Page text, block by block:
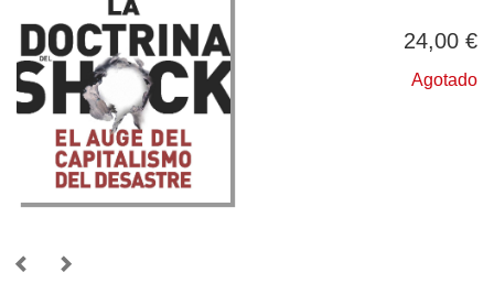
24,00 €
Agotado